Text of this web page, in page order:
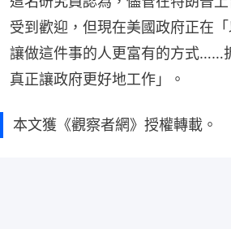
受到歡迎，但現在美國政府正在
讓做這件事的人更富有的方式……
真正讓政府更好地工作」。
本文獲《觀察者網》授權轉載。